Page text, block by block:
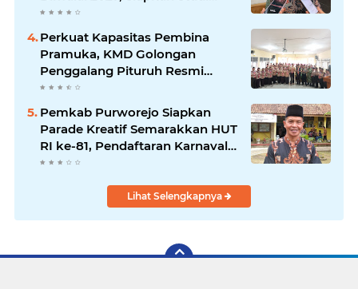
Kelayakan hingga DED
Perkuat Kapasitas Pembina
Pramuka, KMD Golongan
Penggalang Pituruh Resmi
Dimulai
Pemkab Purworejo Siapkan
Parade Kreatif Semarakkan HUT
RI ke-81, Pendaftaran Karnaval
Resmi Dibuka
Lihat Selengkapnya